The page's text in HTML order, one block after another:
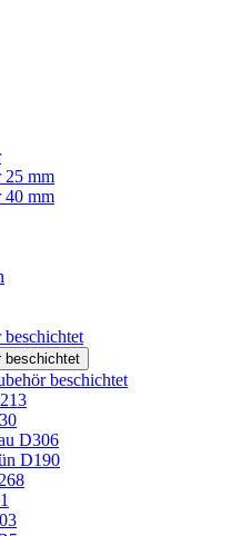
25 mm
40 mm
beschichtet
beschichtet
beschichtet
D306
D190